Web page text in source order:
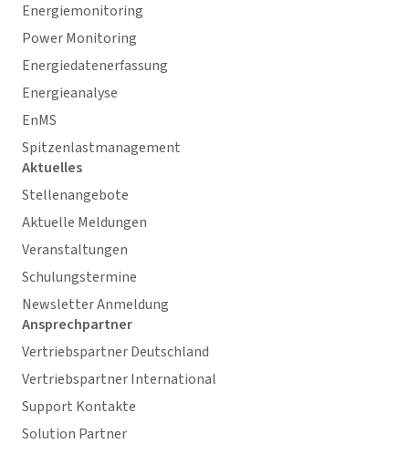
Energiemonitoring
Power Monitoring
Energiedatenerfassung
Energieanalyse
EnMS
Spitzenlastmanagement
Aktuelles
Stellenangebote
Aktuelle Meldungen
Veranstaltungen
Schulungstermine
Newsletter Anmeldung
Ansprechpartner
Vertriebspartner Deutschland
Vertriebspartner International
Support Kontakte
Solution Partner